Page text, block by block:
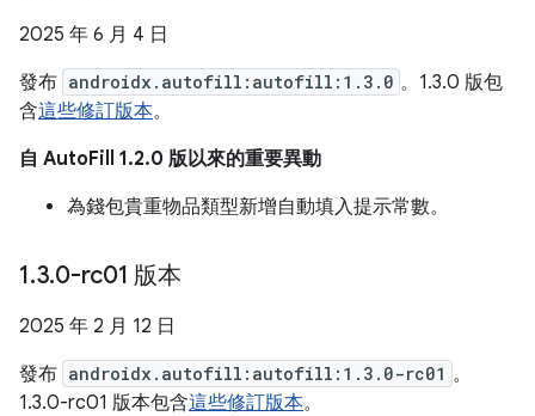
2025 年 6 月 4 日
發布 androidx.autofill:autofill:1.3.0 。1.3.0 版包
含這些修訂版本。
自 AutoFill 1.2.0 版以來的重要異動
為錢包貴重物品類型新增自動填入提示常數。
1.3.0-rc01 版本
2025 年 2 月 12 日
發布 androidx.autofill:autofill:1.3.0-rc01 。
1.3.0-rc01 版本包含這些修訂版本。